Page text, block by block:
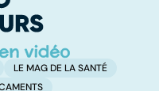
LE MAG DE LA SANTÉ